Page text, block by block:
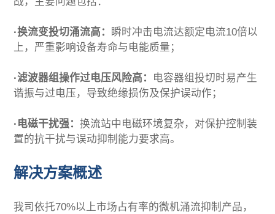
·换流变投切涌流高： 瞬时冲击电流达额定电流10倍以
上，严重影响设备寿命与电能质量；
·滤波器组操作过电压风险高： 电容器组投切时易产生
谐振与过电压，导致绝缘损伤及保护误动作；
·电磁干扰强：换流站中电磁环境复杂，对保护控制装
置的抗干扰与误动抑制能力要求高。
解决方案概述
我司依托70%以上市场占有率的微机涌流抑制产品，